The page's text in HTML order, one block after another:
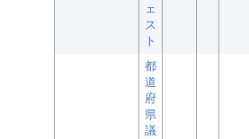
ェ
ス
ト
都
道
府
県
議